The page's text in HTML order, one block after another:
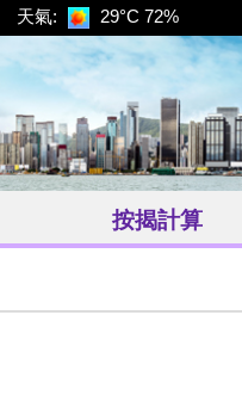
天氣: 29°C 72%
按揭計算